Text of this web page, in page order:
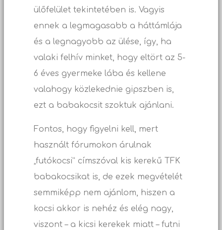
ülőfelület tekintetében is. Vagyis
ennek a legmagasabb a háttámlája
és a legnagyobb az ülése, így, ha
valaki felhív minket, hogy eltört az 5-
6 éves gyermeke lába és kellene
valahogy közlekednie gipszben is,
ezt a babakocsit szoktuk ajánlani.
Fontos, hogy figyelni kell, mert
használt fórumokon árulnak
„futókocsi” címszóval kis kerekű TFK
babakocsikat is, de ezek megvételét
semmiképp nem ajánlom, hiszen a
kocsi akkor is nehéz és elég nagy,
viszont – a kicsi kerekek miatt – futni